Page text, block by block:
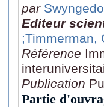
par
Editeur
;Timmerman,
Référence
Publication
Partie